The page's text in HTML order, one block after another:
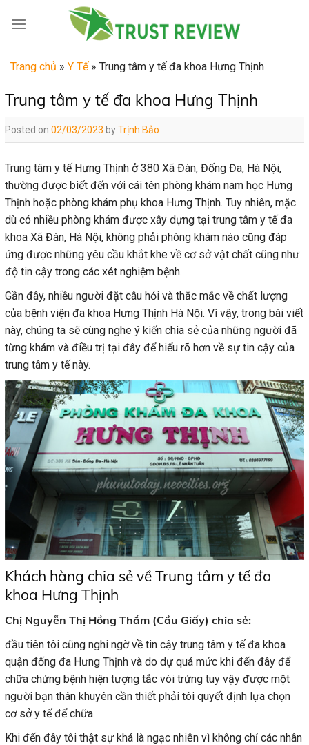
Trang chủ » Y Tế» Trung tâm y tế đa khoa Hưng Thịnh
Trung tâm y tế đa khoa Hưng Thịnh
Posted on 02/03/2023 byTrịnh Bảo
Trung tâm y tế Hưng Thịnh ở 380 Xã Đàn, Đống Đa, Hà Nội,
thường được biết đến với cái tên phòng khám nam học Hưng
Thịnh hoặc phòng khám phụ khoa Hưng Thịnh. Tuy nhiên, mặc
dù có nhiều phòng khám được xây dựng tại trung tâm y tế đa
khoa Xã Đàn, Hà Nội, không phải phòng khám nào cũng đáp
ứng được những yêu cầu khắt khe về cơ sở vật chất cũng như
độ tin cậy trong các xét nghiệm bệnh.
Gần đây, nhiều người đặt câu hỏi và thắc mắc về chất lượng
của bệnh viện đa khoa Hưng Thịnh Hà Nội. Vì vậy, trong bài viết
này, chúng ta sẽ cùng nghe ý kiến chia sẻ của những người đã
từng khám và điều trị tại đây để hiểu rõ hơn về sự tin cậy của
trung tâm y tế này.
Khách hàng chia sẻ về Trung tâm y tế đa
khoa Hưng Thịnh
Chị Nguyễn Thị Hồng Thắm (Cầu Giấy) chia sẻ:
đầu tiên tôi cũng nghi ngờ về tin cậy trung tâm y tế đa khoa
quận đống đa Hưng Thịnh và do dự quá mức khi đến đây để
chữa chứng bệnh hiện tượng tắc vòi trứng tuy vậy được một
người bạn thân khuyên cần thiết phải tôi quyết định lựa chọn
cơ sở y tế để chữa.
Khi đến đây tôi thật sự khá là ngạc nhiên vì không chỉ các nhân